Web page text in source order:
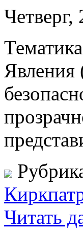
Явления
Читать